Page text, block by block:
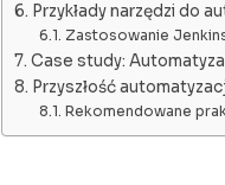
Przykłady narzędzi do
Zastosowanie
Case study:
Przyszłość
Rekomendowane